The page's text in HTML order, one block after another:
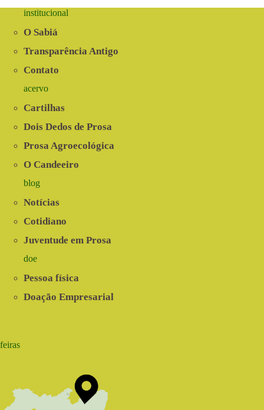
institucional
O Sabiá
Transparência Antigo
Contato
acervo
Cartilhas
Dois Dedos de Prosa
Prosa Agroecológica
O Candeeiro
blog
Notícias
Cotidiano
Juventude em Prosa
doe
Pessoa física
Doação Empresarial
feiras